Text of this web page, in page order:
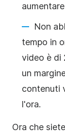
Non
tempo in
video è di
un
contenuti
l'ora.
Ora che